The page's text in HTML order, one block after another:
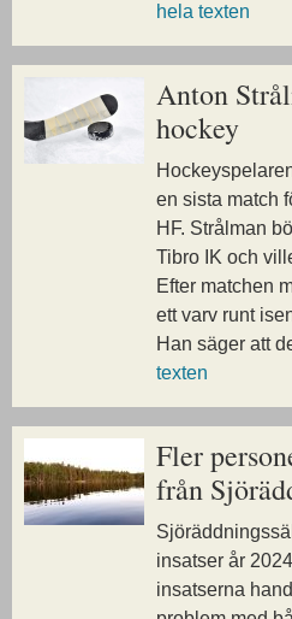
hela texten
Anton
hockey
en sista match
HF. Strålman
Tibro IK och
Efter matchen
ett varv runt
Han säger att
texten
Fler
från
insatser år
insatserna